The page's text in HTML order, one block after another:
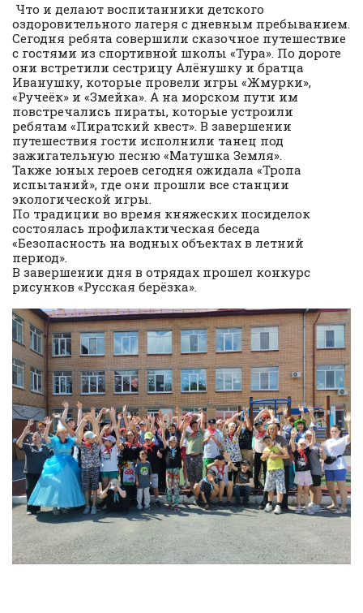
Что и делают воспитанники детского
оздоровительного лагеря с дневным пребыванием.
Сегодня ребята совершили сказочное путешествие
с гостями из спортивной школы «Тура». По дороге
они встретили сестрицу Алёнушку и братца
Иванушку, которые провели игры «Жмурки»,
«Ручеёк» и «Змейка». А на морском пути им
повстречались пираты, которые устроили
ребятам «Пиратский квест». В завершении
путешествия гости исполнили танец под
зажигательную песню «Матушка Земля».
Также юных героев сегодня ожидала «Тропа
испытаний», где они прошли все станции
экологической игры.
По традиции во время княжеских посиделок
состоялась профилактическая беседа
«Безопасность на водных объектах в летний
период».
В завершении дня в отрядах прошел конкурс
рисунков «Русская берёзка».